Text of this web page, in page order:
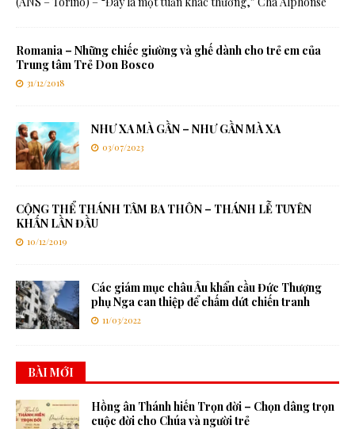
Romania – Những chiếc giường và ghế dành cho trẻ em của
Trung tâm Trẻ Don Bosco
31/12/2018
NHƯ XA MÀ GẦN – NHƯ GẦN MÀ XA
03/07/2023
CỘNG THỂ THÁNH TÂM BA THÔN – THÁNH LỄ TUYÊN
KHẤN LẦN ĐẦU
10/12/2019
Các giám mục châu Âu khẩn cầu Đức Thượng
phụ Nga can thiệp để chấm dứt chiến tranh
11/03/2022
BÀI MỚI
Hồng ân Thánh hiến Trọn đời – Chọn dâng trọn
cuộc đời cho Chúa và người trẻ